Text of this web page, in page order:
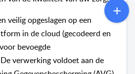
veilig opgeslagen op een
in de cloud (gecodeerd en
bevoegde
verwerking voldoet aan de